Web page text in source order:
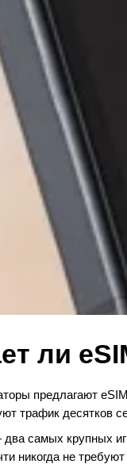
ли
предлагают
трафик десятков
самых крупных
никогда не